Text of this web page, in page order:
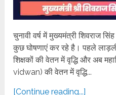
चुनावी वर्ष में मुख्यमंत्री शिवराज
कुछ घोषणाएं कर रहे है। पहले
शिक्षकों की वेतन में वृद्धि और अब
vidwan) की वेतन में वृद्धि...
[Continue reading...]